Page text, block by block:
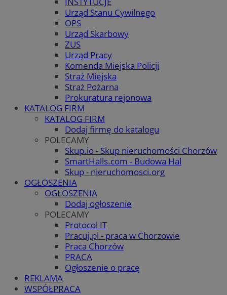
Urząd Stanu Cywilnego
OPS
Urząd Skarbowy
ZUS
Urząd Pracy
Komenda Miejska Policji
Straż Miejska
Straż Pożarna
Prokuratura rejonowa
KATALOG FIRM
KATALOG FIRM
Dodaj firmę do katalogu
POLECAMY
Skup.io - Skup nieruchomości Chorzów
SmartHalls.com - Budowa Hal
Skup - nieruchomosci.org
OGŁOSZENIA
OGŁOSZENIA
Dodaj ogłoszenie
POLECAMY
Protocol IT
Pracuj.pl - praca w Chorzowie
Praca Chorzów
PRACA
Ogłoszenie o pracę
REKLAMA
WSPÓŁPRACA